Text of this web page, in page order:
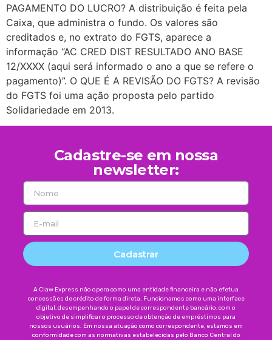
PAGAMENTO DO LUCRO? A distribuição é feita pela
Caixa, que administra o fundo. Os valores são
creditados e, no extrato do FGTS, aparece a
informação “AC CRED DIST RESULTADO ANO BASE
12/XXXX (aqui será informado o ano a que se refere o
pagamento)”. O QUE É A REVISÃO DO FGTS? A revisão
do FGTS foi uma ação proposta pelo partido
Solidariedade em 2013.
Cadastre-se em nossa
newsletter:
Cadastrar
A Claw Express não opera como uma entidade financeira e não efetua
concessões de crédito de forma direta. Funcionamos como uma interface
digital, desempenhando o papel de correspondente bancário, com o
objetivo de simplificar o processo de obtenção de empréstimos para
nossos usuários. Em nossa atuação como correspondente, estamos em
conformidade com as normativas estabelecidas pelo Banco Central do